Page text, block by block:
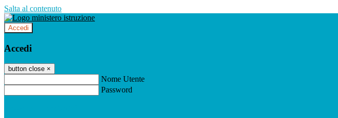
Salta al contenuto
Accedi
Accedi
button close ×
Nome Utente
Password